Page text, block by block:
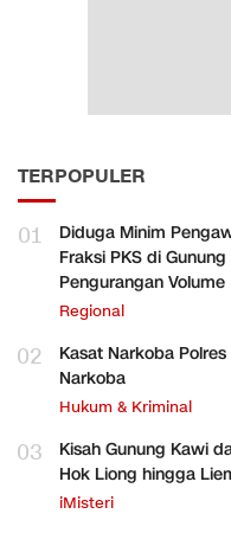
TERPOPULER
01
Diduga Minim
Fraksi PKS di
Pengurangan Volume
Regional
02
Kasat Narkoba
Narkoba
Hukum & Kriminal
03
Kisah Gunung Kawi
Hok Liong hingga
iMisteri